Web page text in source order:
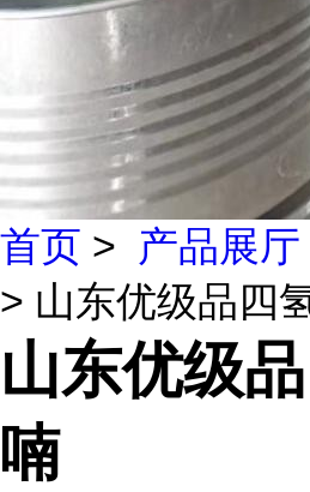
首页 > 产品展厅
> 山东优级品四
山东优级
喃